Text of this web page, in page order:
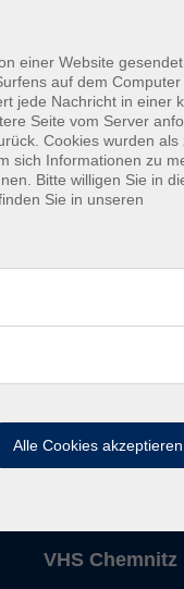
KI -NEU-
Die
der
Impressum
VHS Chemnitz
einer Website
auf dem
jede Nachricht in einer
Seite vom Server
Cookies wurden als
sich Informationen zu
Bitte willigen Sie in
Sie in unseren
Alle Cookies